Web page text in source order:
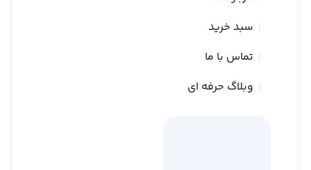
سبد خرید
تماس با ما
وبلاگ حرفه ای